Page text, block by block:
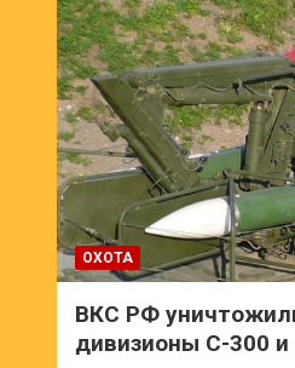
ОХОТА
ВКС РФ
дивизионы С-300 и